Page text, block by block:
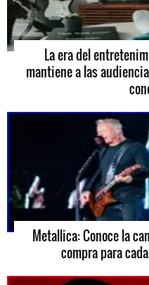
La era del
mantiene a las
Metallica: Conoce la
compra para